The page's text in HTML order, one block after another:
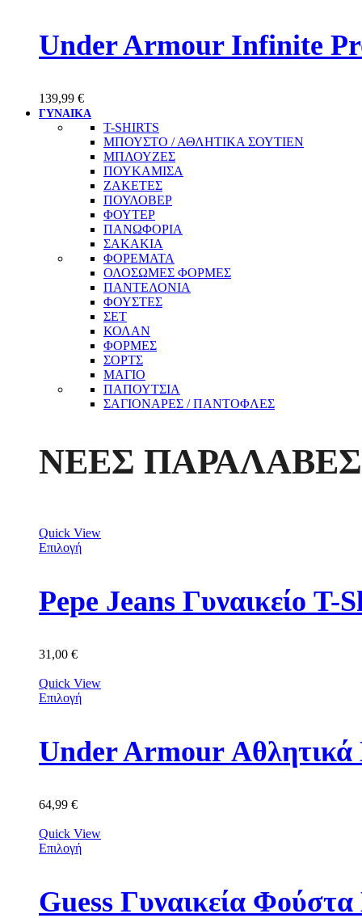
Under Armour Infinite
139,99 €
ΓΥΝΑΙΚΑ
T-SHIRTS
ΜΠΟΥΣΤΟ / ΑΘΛΗΤΙΚΑ ΣΟΥΤΙΕΝ
ΜΠΛΟΥΖΕΣ
ΠΟΥΚΑΜΙΣΑ
ΖΑΚΕΤΕΣ
ΠΟΥΛΟΒΕΡ
ΦΟΥΤΕΡ
ΠΑΝΩΦΟΡΙΑ
ΣΑΚΑΚΙΑ
ΦΟΡΕΜΑΤΑ
ΟΛΟΣΩΜΕΣ ΦΟΡΜΕΣ
ΠΑΝΤΕΛΟΝΙΑ
ΦΟΥΣΤΕΣ
ΣΕΤ
ΚΟΛΑΝ
ΦΟΡΜΕΣ
ΣΟΡΤΣ
ΜΑΓΙΟ
ΠΑΠΟΥΤΣΙΑ
ΣΑΓΙΟΝΑΡΕΣ / ΠΑΝΤΟΦΛΕΣ
ΝΕΕΣ ΠΑΡΑΛΑΒΕΣ
Quick View
Επιλογή
Pepe Jeans Γυναικείο
31,00 €
Quick View
Επιλογή
64,99 €
Quick View
Επιλογή
Guess Γυναικεία